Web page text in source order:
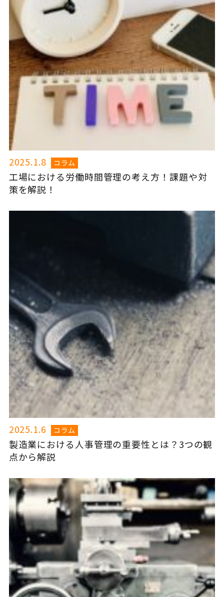
2025.1.8 コラム
工場における労働時間管理の考え方！課題や対
策を解説！
2025.1.6 コラム
製造業における人事管理の重要性とは？3つの観
点から解説